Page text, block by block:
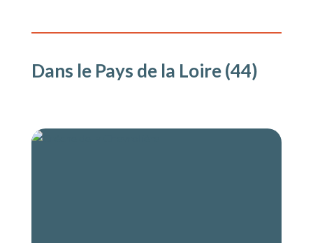
Dans le Pays de la Loire (44)